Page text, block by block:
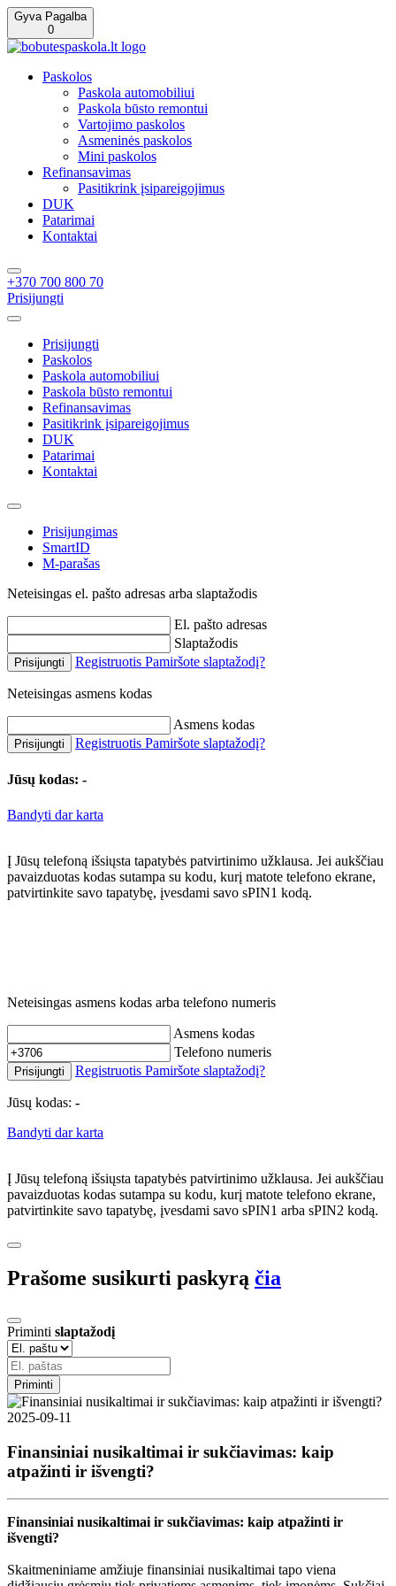
Gyva Pagalba
0
Paskolos
Paskola automobiliui
Paskola būsto remontui
Vartojimo paskolos
Asmeninės paskolos
Mini paskolos
Refinansavimas
Pasitikrink įsipareigojimus
DUK
Patarimai
Kontaktai
+370 700 800 70
Prisijungti
Prisijungti
Paskolos
Paskola automobiliui
Paskola būsto remontui
Refinansavimas
Pasitikrink įsipareigojimus
DUK
Patarimai
Kontaktai
Prisijungimas
SmartID
M-parašas
Neteisingas el. pašto adresas arba slaptažodis
El. pašto adresas
Slaptažodis
Prisijungti Registruotis Pamiršote slaptažodį?
Neteisingas asmens kodas
Asmens kodas
Prisijungti Registruotis Pamiršote slaptažodį?
Jūsų kodas: -
Bandyti dar karta
Į Jūsų telefoną išsiųsta tapatybės patvirtinimo užklausa. Jei aukščiau
pavaizduotas kodas sutampa su kodu, kurį matote telefono ekrane,
patvirtinkite savo tapatybę, įvesdami savo sPIN1 kodą.
Neteisingas asmens kodas arba telefono numeris
Asmens kodas
Telefono numeris
Prisijungti Registruotis Pamiršote slaptažodį?
Jūsų kodas: -
Bandyti dar karta
Į Jūsų telefoną išsiųsta tapatybės patvirtinimo užklausa. Jei aukščiau
pavaizduotas kodas sutampa su kodu, kurį matote telefono ekrane,
patvirtinkite savo tapatybę, įvesdami savo sPIN1 arba sPIN2 kodą.
Prašome susikurti paskyrą čia
Priminti slaptažodį
Priminti
2025-09-11
Finansiniai nusikaltimai ir sukčiavimas: kaip
atpažinti ir išvengti?
Finansiniai nusikaltimai ir sukčiavimas: kaip atpažinti ir
išvengti?
Skaitmeniniame amžiuje finansiniai nusikaltimai tapo viena